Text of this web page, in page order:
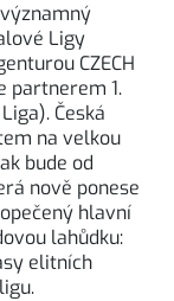
Ligy
CZECH
partnerem 1.
Česká
na velkou
bude od
nově ponese
hlavní
lahůdku:
elitních